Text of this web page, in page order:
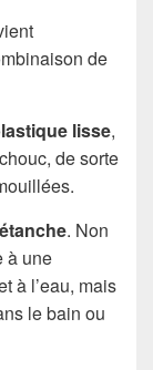
de
lisse,
de sorte
étanche. Non
à une
à l’eau, mais
le bain ou